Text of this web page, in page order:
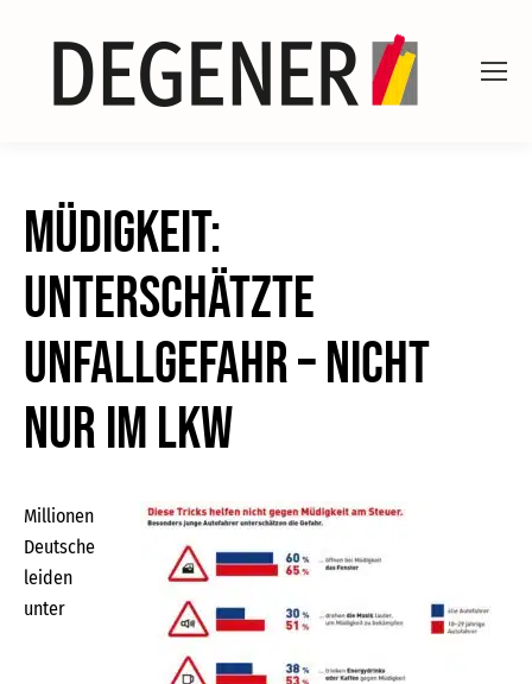
Müdigkeit:
Unterschätzte
Unfallgefahr – nicht
nur im Lkw
Millionen
Deutsche
leiden
unter